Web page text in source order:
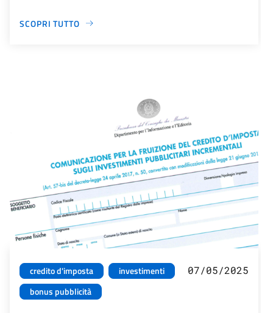
SCOPRI TUTTO
credito d'imposta
investimenti
bonus pubblicità
07/05/2025